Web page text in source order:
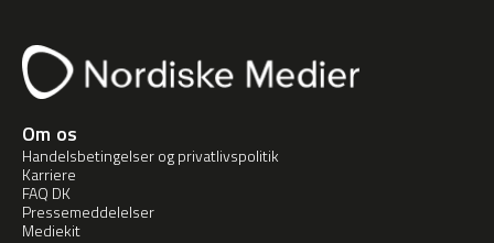
Om os
Handelsbetingelser og privatlivspolitik
Karriere
FAQ DK
Pressemeddelelser
Mediekit